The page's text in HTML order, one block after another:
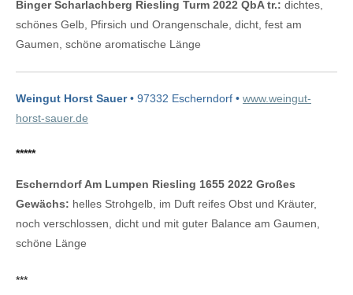
Binger Scharlachberg Riesling Turm 2022 QbA tr.: dichtes,
schönes Gelb, Pfirsich und Orangenschale, dicht, fest am
Gaumen, schöne aromatische Länge
Weingut Horst Sauer• 97332 Escherndorf • www.weingut-
horst-sauer.de
*****
Escherndorf Am Lumpen Riesling 1655 2022 Großes
Gewächs: helles Strohgelb, im Duft reifes Obst und Kräuter,
noch verschlossen, dicht und mit guter Balance am Gaumen,
schöne Länge
***